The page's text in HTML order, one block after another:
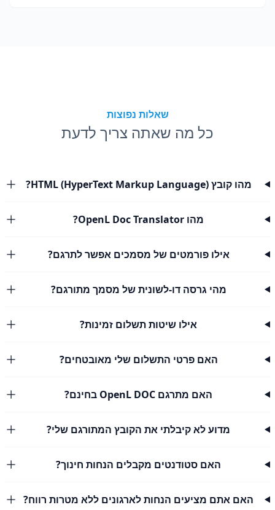
שאלות נפוצות
כל מה שאתה צריך לדעת
מהו קובץ HTML (HyperText Markup Language)?
מהו OpenL Doc Translator?
אילו פורמטים של מסמכים אפשר לתרגם?
מהי גרסה דו-לשונית של מסמך מתורגם?
אילו שיטות תשלום זמינות?
האם פרטי התשלום שלי מאובטחים?
האם מתרגם OpenL DOC בחינם?
מדוע לא קיבלתי את הקובץ המתורגם שלי?
האם סטודנטים מקבלים הנחות חינוך?
האם אתם מציעים הנחות לארגונים ללא מטרות רווח?